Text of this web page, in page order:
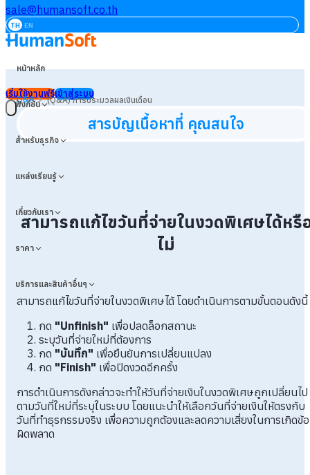
sale@humansoft.co.th
TH EN
หน้าหลัก
ฟังก์ชัน
สำหรับธุรกิจ
แหล่งเรียนรู้
เกี่ยวกับเรา
ราคา
บริการและสินค้าอื่นๆ
เริ่มใช้งานฟรีเข้าสู่ระบบ
Q&A>(Q&A) การประมวลผลเงินเดือน
สารบัญเนื้อหาที่ คุณสนใจ
สามารถแก้ไขวันที่จ่ายในงวดพิเศษได้หรื
ไม่
สามารถแก้ไขวันที่จ่ายในงวดพิเศษได้ โดยดำเนินการตามขั้นตอนดังนี้
กด "Unfinish" เพื่อปลดล็อกสถานะ
ระบุวันที่จ่ายใหม่ที่ต้องการ
กด "บันทึก" เพื่อยืนยันการเปลี่ยนแปลง
กด "Finish" เพื่อปิดงวดอีกครั้ง
การดำเนินการดังกล่าวจะทำให้วันที่จ่ายเงินในงวดพิเศษถูกเปลี่ยนไป
ตามวันที่ใหม่ที่ระบุในระบบ โดยแนะนำให้เลือกวันที่จ่ายเงินให้ตรงกับ
วันที่ทำธุรกรรมจริง เพื่อความถูกต้องและลดความเสี่ยงในการเกิดข้อ
ผิดพลาด